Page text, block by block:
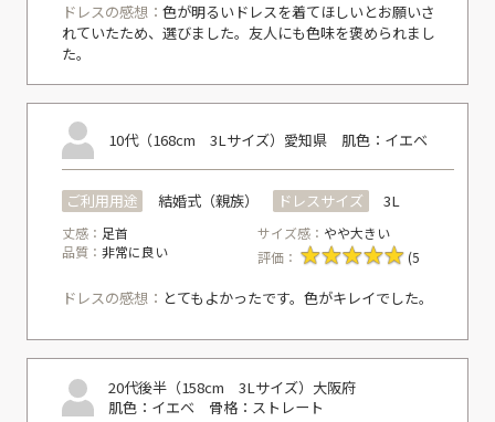
ドレスの感想： 色が明るいドレスを着てほしいとお願いさ
れていたため、選びました。友人にも色味を褒められまし
た。
10代（168cm 3Lサイズ） 愛知県 肌色：イエベ
ご利用用途 結婚式（親族） ドレスサイズ 3L
丈感： 足首 サイズ感： やや大きい
品質： 非常に良い 評価： (5
ドレスの感想： とてもよかったです。色がキレイでした。
20代後半（158cm 3Lサイズ） 大阪府
肌色：イエベ 骨格：ストレート